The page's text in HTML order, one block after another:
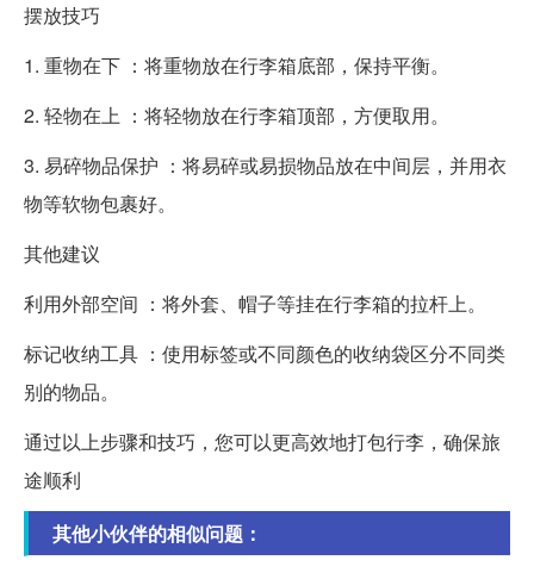
摆放技巧
1. 重物在下 ：将重物放在行李箱底部，保持平衡。
2. 轻物在上 ：将轻物放在行李箱顶部，方便取用。
3. 易碎物品保护 ：将易碎或易损物品放在中间层，并用衣
物等软物包裹好。
其他建议
利用外部空间 ：将外套、帽子等挂在行李箱的拉杆上。
标记收纳工具 ：使用标签或不同颜色的收纳袋区分不同类
别的物品。
通过以上步骤和技巧，您可以更高效地打包行李，确保旅
途顺利
其他小伙伴的相似问题：